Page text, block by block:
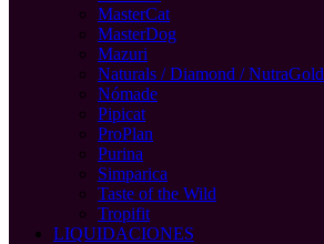
MasterCat
MasterDog
Mazuri
Naturals / Diamond / NutraGold
Nómade
Pipicat
ProPlan
Purina
Simparica
Taste of the Wild
Tropifit
LIQUIDACIONES